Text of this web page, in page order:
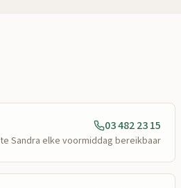
03 482 23 15
Sandra elke voormiddag bereikbaar